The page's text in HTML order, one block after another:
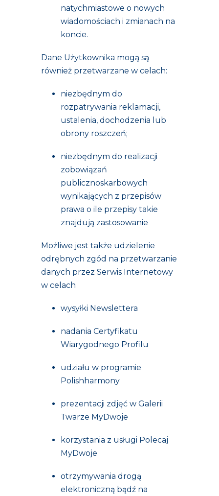
natychmiastowe o nowych
wiadomościach i zmianach na
koncie.
Dane Użytkownika mogą są
również przetwarzane w celach:
niezbędnym do
rozpatrywania reklamacji,
ustalenia, dochodzenia lub
obrony roszczeń;
niezbędnym do realizacji
zobowiązań
publicznoskarbowych
wynikających z przepisów
prawa o ile przepisy takie
znajdują zastosowanie
Możliwe jest także udzielenie
odrębnych zgód na przetwarzanie
danych przez Serwis Internetowy
w celach
wysyłki Newslettera
nadania Certyfikatu
Wiarygodnego Profilu
udziału w programie
Polishharmony
prezentacji zdjęć w Galerii
Twarze MyDwoje
korzystania z usługi Polecaj
MyDwoje
otrzymywania drogą
elektroniczną bądź na